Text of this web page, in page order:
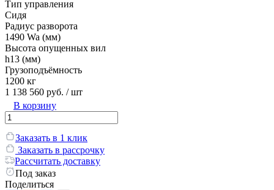
Тип управления
Сидя
Радиус разворота
1490 Wa (мм)
Высота опущенных вил
h13 (мм)
Грузоподъёмность
1200 кг
1 138 560 руб. / шт
В корзину
Заказать в 1 клик
Заказать в рассрочку
Рассчитать доставку
Под заказ
Поделиться